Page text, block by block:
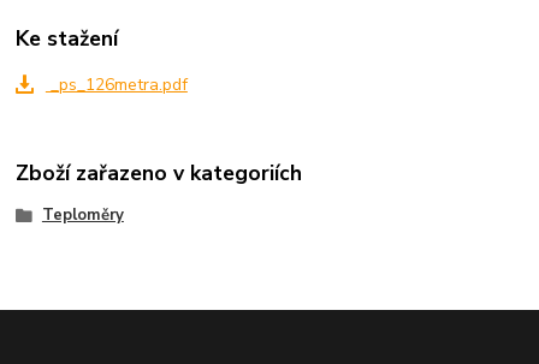
Ke stažení
_ps_126metra.pdf
Zboží zařazeno v kategoriích
Teploměry